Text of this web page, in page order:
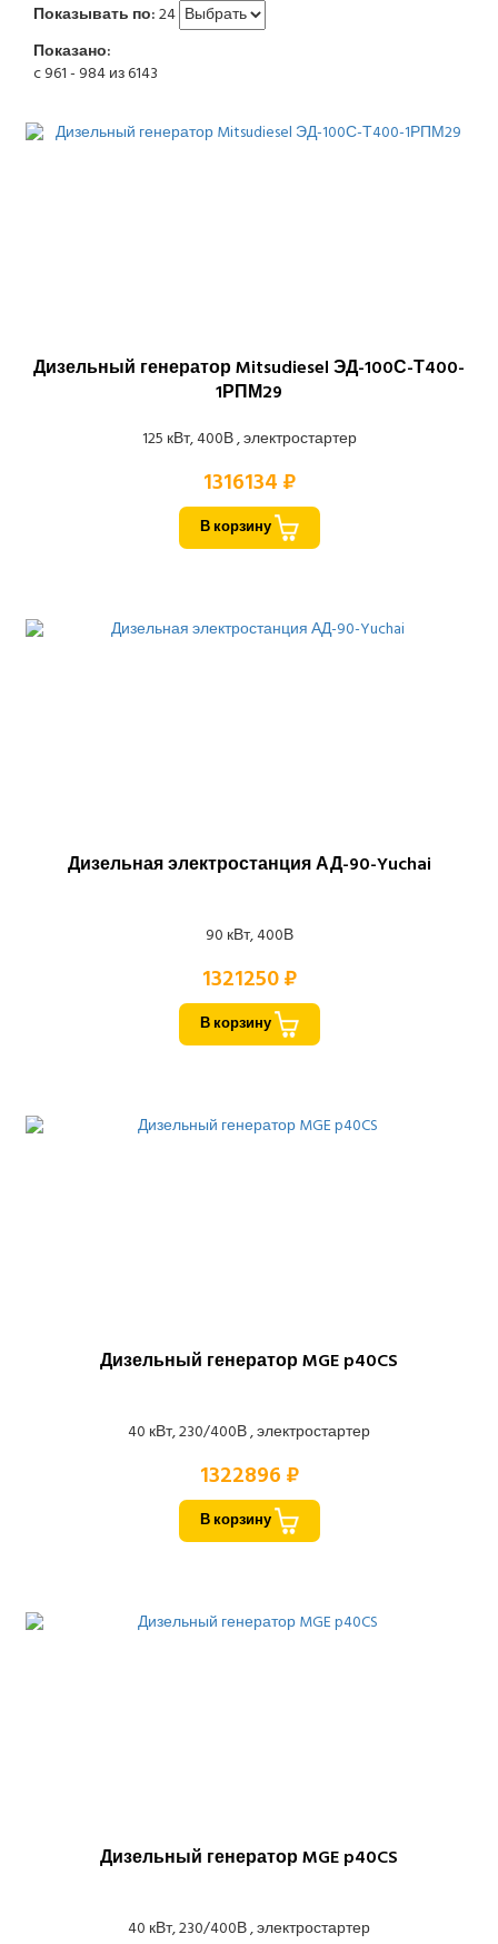
Показывать по:24
Показано:
c 961 - 984 из 6143
Дизельный генератор Mitsudiesel ЭД-100С-Т400-
1РПМ29
125 кВт, 400В , электростартер
1316134 ₽
В корзину
Дизельная электростанция АД-90-Yuchai
90 кВт, 400В
1321250 ₽
В корзину
Дизельный генератор MGE p40CS
40 кВт, 230/400В , электростартер
1322896 ₽
В корзину
Дизельный генератор MGE p40CS
40 кВт, 230/400В , электростартер